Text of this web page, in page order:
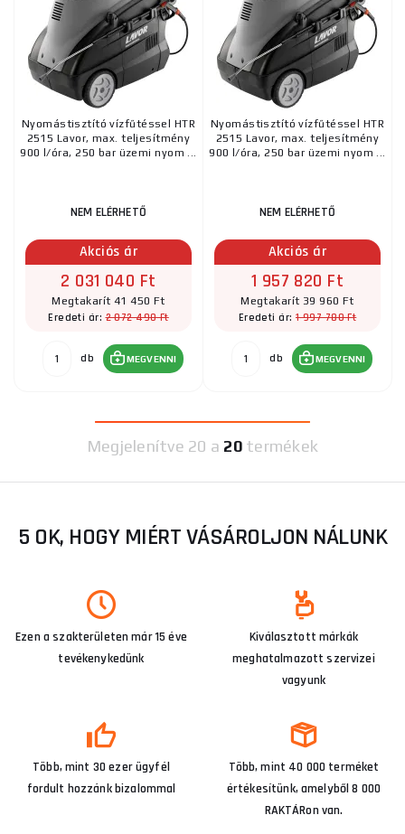
Nyomástisztító vízfűtéssel HTR
2515 Lavor, max. teljesítmény
900 l/óra, 250 bar üzemi nyom ...
NEM ELÉRHETŐ
Akciós ár
2 031 040 Ft
Megtakarít 41 450 Ft
Eredeti ár:2 072 490 Ft
db MEGVENNI
Nyomástisztító vízfűtéssel HTR
2515 Lavor, max. teljesítmény
900 l/óra, 250 bar üzemi nyom ...
NEM ELÉRHETŐ
Akciós ár
1 957 820 Ft
Megtakarít 39 960 Ft
Eredeti ár: 1 997 780 Ft
db MEGVENNI
Megjelenítve 20 a 20termékek
5 OK, HOGY MIÉRT VÁSÁROLJON NÁLUNK
Ezen a szakterületen már 15 éve
tevékenykedünk
Kiválasztott márkák
meghatalmazott szervizei
vagyunk
Több, mint 30 ezer ügyfél
fordult hozzánk bizalommal
Több, mint 40 000 terméket
értékesítünk, amelyből 8 000
RAKTÁRon van.